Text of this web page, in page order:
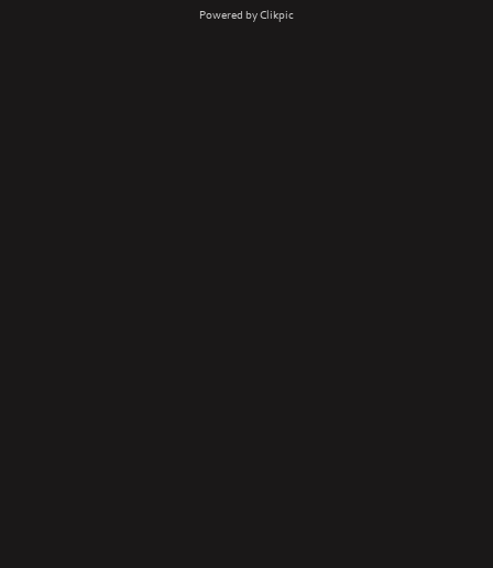
Powered byClikpic